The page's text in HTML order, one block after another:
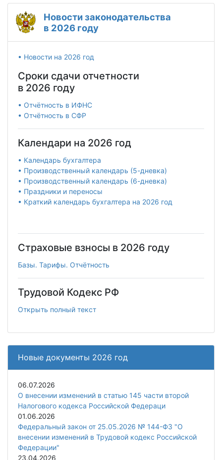
Новости законодательства
в 2026 году
• Новости на 2026 год
Сроки сдачи отчетности
в 2026 году
• Отчётность в ИФНС
• Отчётность в СФР
Календари на 2026 год
• Календарь бухгалтера
• Производственный календарь (5-дневка)
• Производственный календарь (6-дневка)
• Праздники и переносы
• Краткий календарь бухгалтера на 2026 год
Страховые взносы в 2026 году
Базы. Тарифы. Отчётность
Трудовой Кодекс РФ
Открыть полный текст
Новые документы 2026 год
06.07.2026
О внесении изменений в статью 145 части второй
Налогового кодекса Российской Федераци
01.06.2026
Федеральный закон от 25.05.2026 № 144-ФЗ "О
внесении изменений в Трудовой кодекс Российской
Федерации"
23.04.2026